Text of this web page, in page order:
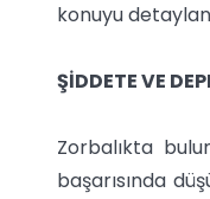
konuyu
ŞİDDETE VE
Zorbalıkta
başarısında